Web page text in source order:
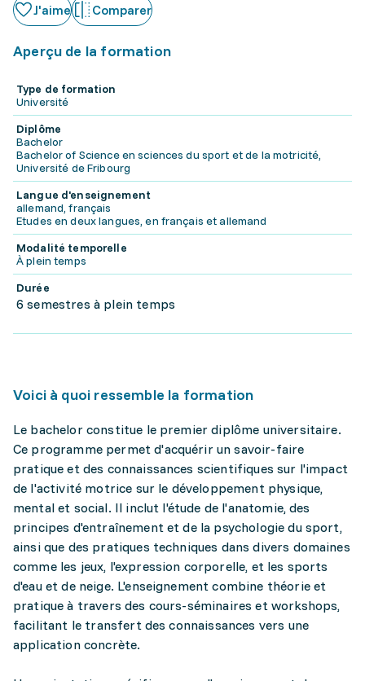
J'aime Comparer
Aperçu de la formation
Type de formation
Université
Diplôme
Bachelor
Bachelor of Science en sciences du sport et de la motricité,
Université de Fribourg
Langue d'enseignement
allemand, français
Etudes en deux langues, en français et allemand
Modalité temporelle
À plein temps
Durée
6 semestres à plein temps
Voici à quoi ressemble la formation
Le bachelor constitue le premier diplôme universitaire.
Ce programme permet d'acquérir un savoir-faire
pratique et des connaissances scientifiques sur l'impact
de l'activité motrice sur le développement physique,
mental et social. Il inclut l'étude de l'anatomie, des
principes d'entraînement et de la psychologie du sport,
ainsi que des pratiques techniques dans divers domaines
comme les jeux, l'expression corporelle, et les sports
d'eau et de neige. L'enseignement combine théorie et
pratique à travers des cours-séminaires et workshops,
facilitant le transfert des connaissances vers une
application concrète.